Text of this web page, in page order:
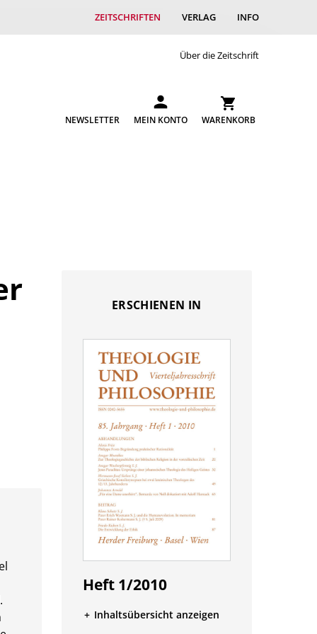
ZEITSCHRIFTEN VERLAG INFO
Über die Zeitschrift
NEWSLETTER MEIN KONTO WARENKORB
ERSCHIENEN IN
Heft 1/2010
Inhaltsübersicht anzeigen